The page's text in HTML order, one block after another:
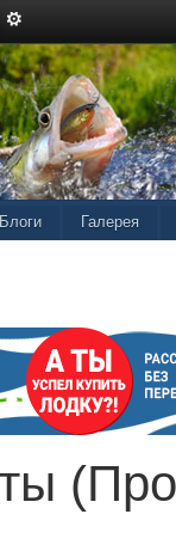
Блоги Галерея